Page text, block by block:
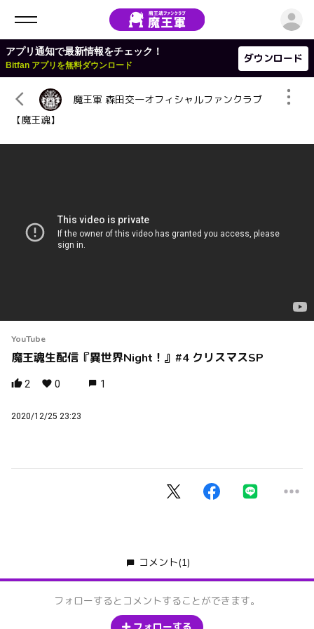
アプリ通知で最新情報をチェック！
Bitfan アプリを無料ダウンロード
ダウンロード
魔王軍 森田交一オフィシャルファンクラブ
【魔王魂】
YouTube
魔王魂生配信『異世界Night！』#4 クリスマスSP
2 0 1
2020/12/25 23:23
コメント(1)
フォローするとコメントすることができます。